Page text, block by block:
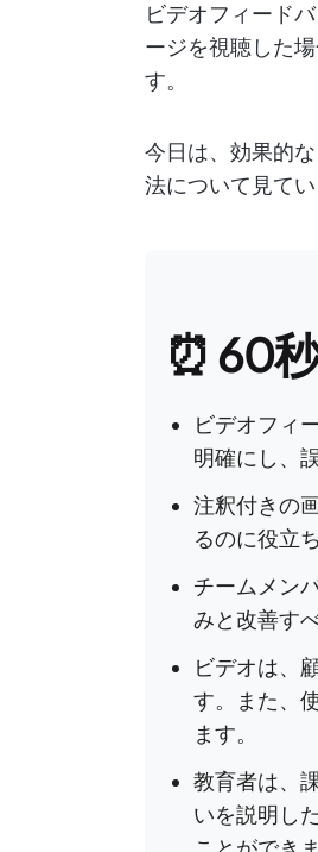
ビデオフィード
ージを視聴した
す。
今日は、効果的
法について見てい
⏰ 60
ビデオフィ
明確にし、
注釈付きの
るのに役立
チームメン
みと改善す
ビデオは、
す。また、
ます。
教育者は、
いを説明し